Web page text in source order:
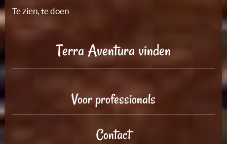
Te zien, te doen
Terra Aventura vinden
Voor professionals
Contact